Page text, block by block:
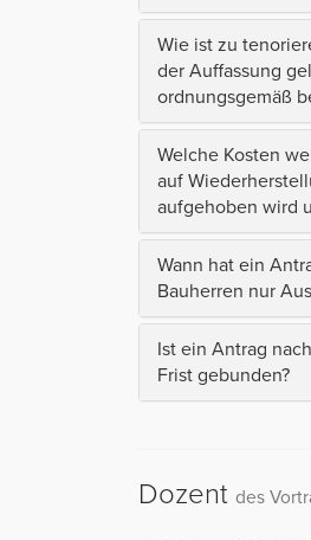
Wie ist zu
der Auffassung
ordnungsgemäß
Welche Kosten
auf
aufgehoben wird
Wann hat ein
Bauherren nur
Ist ein Antrag
Frist gebunden?
Dozent des